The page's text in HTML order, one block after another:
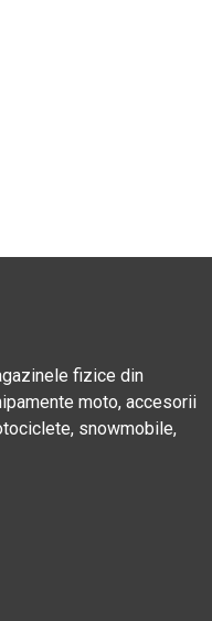
fizice din
moto, accesorii
snowmobile,